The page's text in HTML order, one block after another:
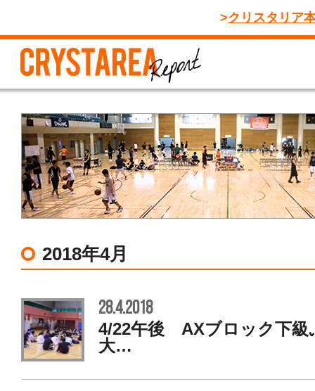
クリスタリア
2018年4月
28.4.2018
4/22午後 AXブロック下級
大…